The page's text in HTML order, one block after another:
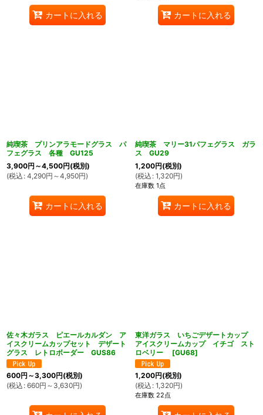
カートに入れる カートに入れる
純喫茶 プリンアラモードグラス パ
フェグラス 各種 GU125
3,900円 ～4,500円(税別)
(税込 : 4,290円 ～4,950円)
カートに入れる
純喫茶 マリー31パフェグラス ガラ
ス GU29
1,200円(税別)
(税込 : 1,320円)
在庫数 1点
カートに入れる
佐々木ガラス ピエールカルダン ア
イスクリームカップセット デザート
グラス レトロボーダー GUS86
600円 ～3,300円(税別)
(税込 : 660円 ～3,630円)
東洋ガラス いちごデザートカップ
アイスクリームカップ イチゴ スト
ロベリー
[GU68]
1,200円(税別)
(税込 : 1,320円)
在庫数 22点